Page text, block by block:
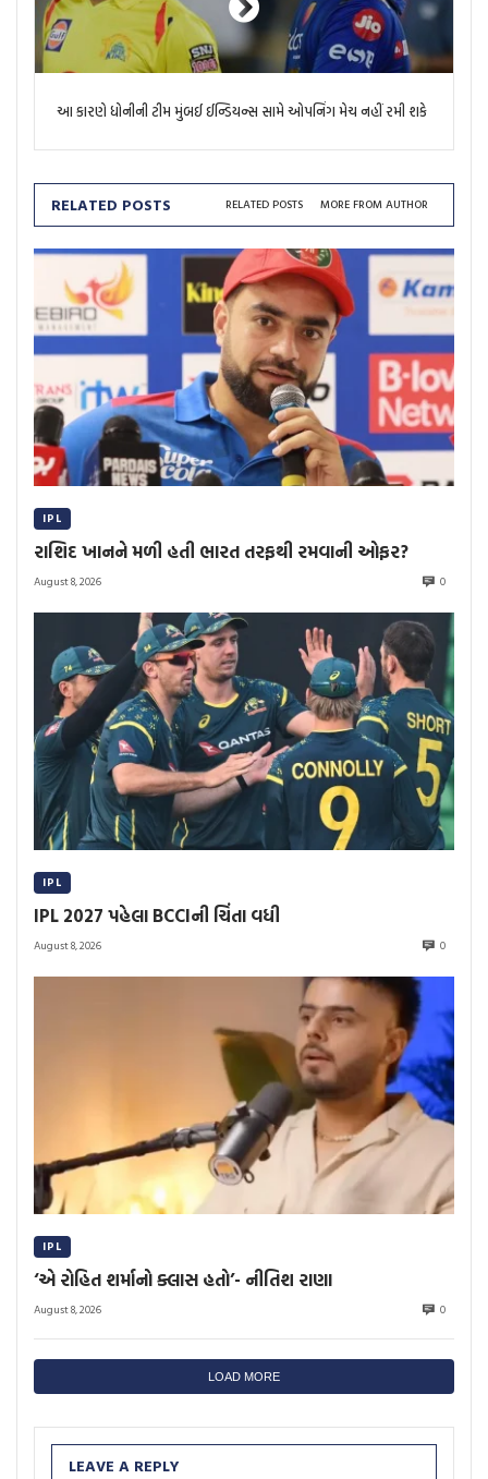
આ કારણે ધોનીની ટીમ મુંબઈ ઈન્ડિયન્સ સામે ઓપનિંગ મેચ નહીં રમી શકે
RELATED POSTS RELATED POSTS MORE FROM AUTHOR
IPL
રાશિદ ખાનને મળી હતી ભારત તરફથી રમવાની ઓફર?
August 8, 2026 0
IPL
IPL 2027 પહેલા BCCIની ચિંતા વધી
August 8, 2026 0
IPL
‘એ રોહિત શર્માનો ક્લાસ હતો’- નીતિશ રાણા
August 8, 2026 0
LOAD MORE
LEAVE A REPLY